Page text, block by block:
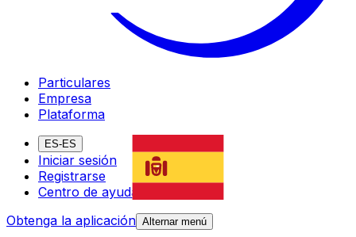
Particulares
Empresa
Plataforma
ES-ES
Iniciar sesión
Registrarse
Centro de ayuda
Obtenga la aplicación Alternar menú